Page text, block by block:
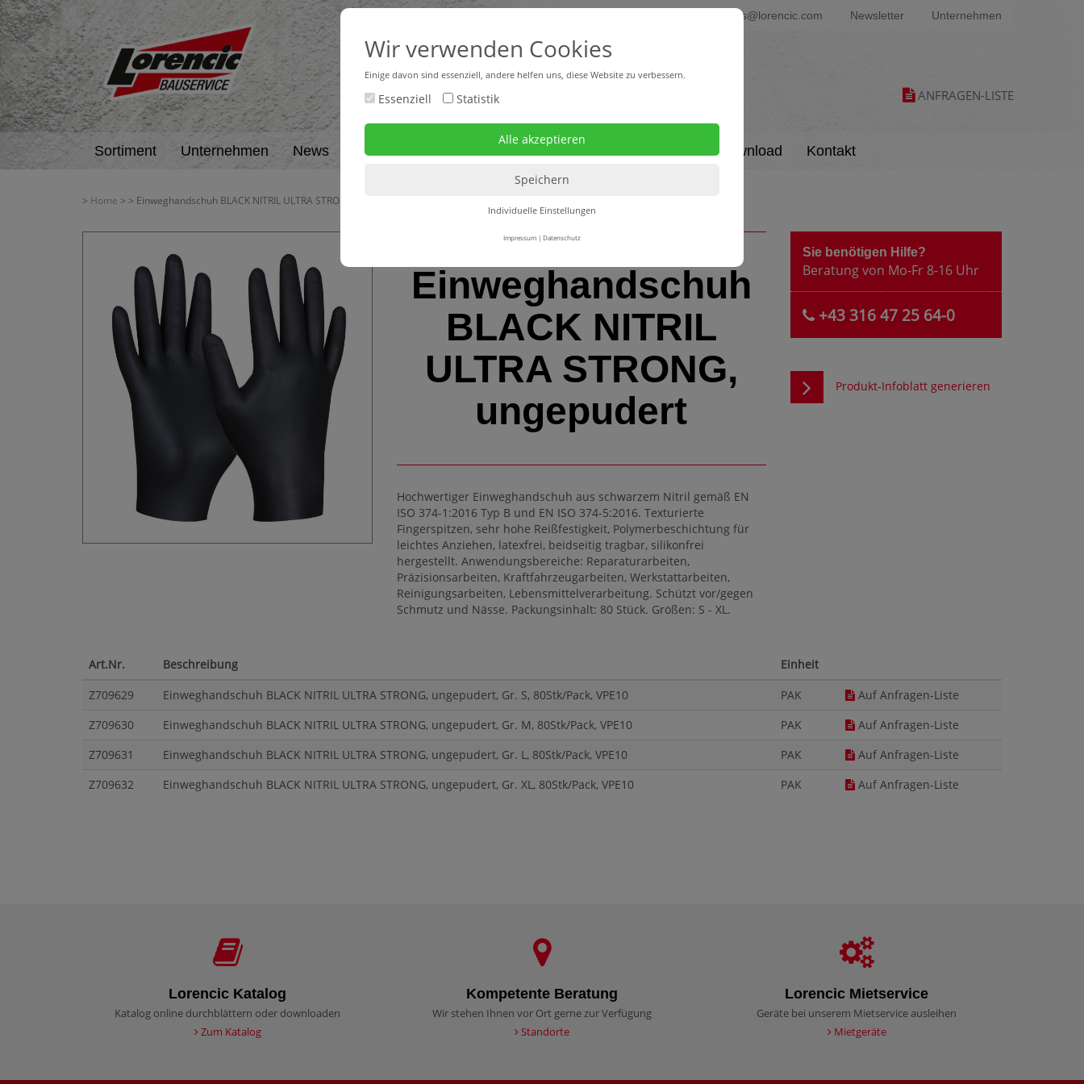
headquarters@lorencic.com Newsletter Unternehmen
ANFRAGEN-LISTE
Sortiment Unternehmen News Abverkauf neu + gebraucht Download Kontakt
> Home > > Einweghandschuh BLACK NITRIL ULTRA STRONG, ungepudert
Einweghandschuh
BLACK NITRIL
ULTRA STRONG,
ungepudert
Hochwertiger Einweghandschuh aus schwarzem Nitril gemäß EN
ISO 374-1:2016 Typ B und EN ISO 374-5:2016. Texturierte
Fingerspitzen, sehr hohe Reißfestigkeit, Polymerbeschichtung für
leichtes Anziehen, latexfrei, beidseitig tragbar, silikonfrei
hergestellt. Anwendungsbereiche: Reparaturarbeiten,
Präzisionsarbeiten, Kraftfahrzeugarbeiten, Werkstattarbeiten,
Reinigungsarbeiten, Lebensmittelverarbeitung. Schützt vor/gegen
Schmutz und Nässe. Packungsinhalt: 80 Stück. Größen: S - XL.
Sie benötigen Hilfe?
Beratung von Mo-Fr 8-16 Uhr
+43 316 47 25 64-0
Produkt-Infoblatt generieren
Art.Nr. Beschreibung
Einheit
Z709629
Einweghandschuh BLACK NITRIL ULTRA STRONG, ungepudert, Gr. S, 80Stk/Pack, VPE10 PAK
Auf Anfragen-Liste
Z709630
Einweghandschuh BLACK NITRIL ULTRA STRONG, ungepudert, Gr. M, 80Stk/Pack, VPE10 PAK
Auf Anfragen-Liste
Z709631
Einweghandschuh BLACK NITRIL ULTRA STRONG, ungepudert, Gr. L, 80Stk/Pack, VPE10 PAK
Auf Anfragen-Liste
Z709632
Einweghandschuh BLACK NITRIL ULTRA STRONG, ungepudert, Gr. XL, 80Stk/Pack, VPE10 PAK Auf Anfragen-Liste
Lorencic Katalog
Katalog online durchblättern oder downloaden
Zum Katalog
Kompetente Beratung
Wir stehen Ihnen vor Ort gerne zur Verfügung
Standorte
Lorencic Mietservice
Geräte bei unserem Mietservice ausleihen
Mietgeräte
Wir verwenden Cookies
Einige davon sind essenziell, andere helfen uns, diese Website zu verbessern.
Essenziell Statistik
Individuelle Einstellungen
Impressum | Datenschutz